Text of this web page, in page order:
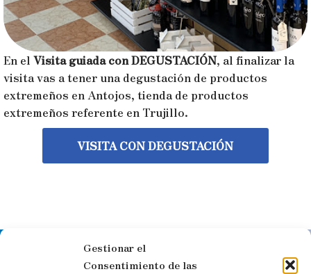
Gestionar el
Consentimiento de las
En el Visita guiada con DEGUSTACIÓN, al finalizar la
visita vas a tener una degustación de productos
extremeños en Antojos, tienda de productos
extremeños referente en Trujillo.
VISITA CON DEGUSTACIÓN
Síguenos en las redes sociales